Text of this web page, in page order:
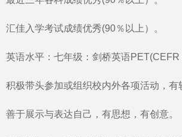
汇佳入学考试成绩优秀(90％以上）。
英语水平：七年级：剑桥英语
积极带头参加或组织校内外各项活动，
善于展示与表达自己，有思想，有创意。